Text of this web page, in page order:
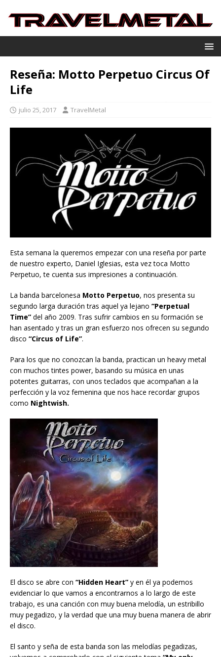
Reseña: Motto Perpetuo Circus Of
Life
julio 25, 2017 TravelMetal
Esta semana la queremos empezar con una reseña por parte
de nuestro experto, Daniel Iglesias, esta vez toca Motto
Perpetuo, te cuenta sus impresiones a continuación.
La banda barcelonesa Motto Perpetuo, nos presenta su
segundo larga duración tras aquel ya lejano “Perpetual
Time” del año 2009. Tras sufrir cambios en su formación se
han asentado y tras un gran esfuerzo nos ofrecen su segundo
disco “Circus of Life”.
Para los que no conozcan la banda, practican un heavy metal
con muchos tintes power, basando su música en unas
potentes guitarras, con unos teclados que acompañan a la
perfección y la voz femenina que nos hace recordar grupos
como Nightwish.
El disco se abre con “Hidden Heart” y en él ya podemos
evidenciar lo que vamos a encontrarnos a lo largo de este
trabajo, es una canción con muy buena melodía, un estribillo
muy pegadizo, y la verdad que una muy buena manera de abrir
el disco.
El santo y seña de esta banda son las melodías pegadizas,